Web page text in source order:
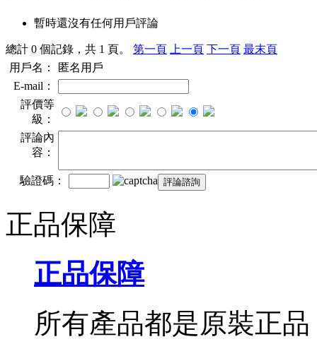
暫時還沒有任何用戶評論
總計 0 個記錄，共 1 頁。 第一頁 上一頁 下一頁 最末頁
用戶名：
匿名用戶
E-mail：
評價等
級：
評論內
容：
驗證碼：
正品保障
正品保障
所有產品都是原裝正品